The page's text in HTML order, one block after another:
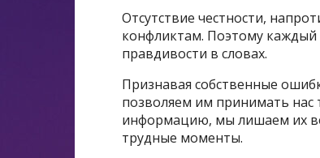
Отсутствие честности,
конфликтам. Поэтому каждый
правдивости в словах.
Признавая собственные
позволяем им принимать нас
информацию, мы лишаем их
трудные моменты.